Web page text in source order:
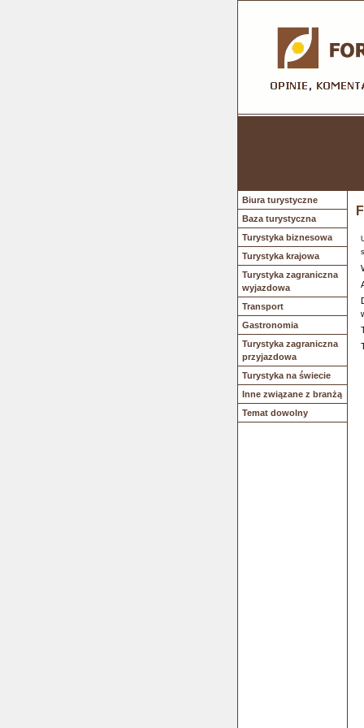
Biura turystyczne
Baza turystyczna
Turystyka biznesowa
Turystyka krajowa
Turystyka zagraniczna
wyjazdowa
Transport
Gastronomia
Turystyka zagraniczna
przyjazdowa
Turystyka na świecie
Inne związane z branżą
Temat dowolny